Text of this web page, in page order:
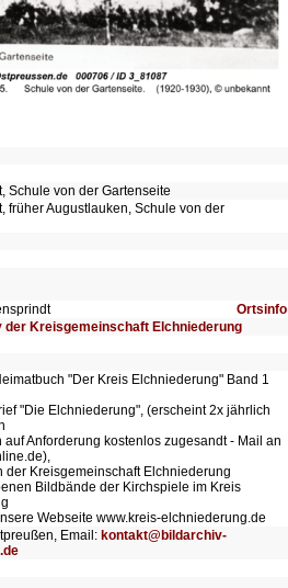
Schule von der Gartenseite
früher Augustlauken, Schule von der
Ortsinfo
der Kreisgemeinschaft Elchniederung
"Der Kreis Elchniederung" Band 1
"Die Elchniederung", (erscheint 2x jährlich
auf Anforderung kostenlos zugesandt - Mail an
der Kreisgemeinschaft Elchniederung
Bildbände der Kirchspiele im Kreis
Webseite www.kreis-elchniederung.de
Email: kontakt@bildarchiv-